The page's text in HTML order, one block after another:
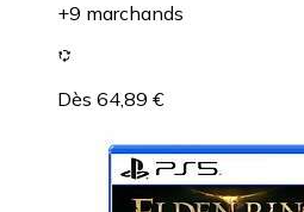
+9 marchands
Dès 64,89 €